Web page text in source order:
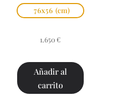
76x56 (cm)
1.650 €
Añadir al
carrito